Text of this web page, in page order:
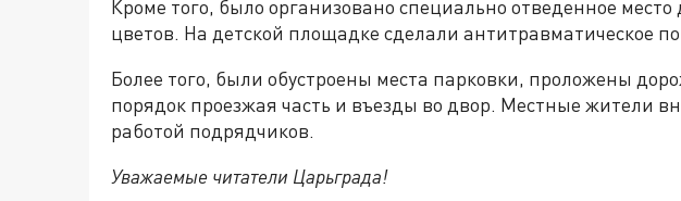
Кроме того, было организовано специально отведенное
цветов. На детской площадке сделали антитравматическое
Более того, были обустроены места парковки, проложены
порядок проезжая часть и въезды во двор. Местные жители
работой подрядчиков.
Уважаемые читатели Царьграда!